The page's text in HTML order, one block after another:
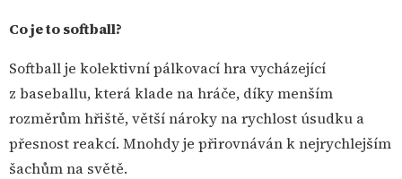
Co je to softball?
Softball je kolektivní pálkovací hra vycházející
z baseballu, která klade na hráče, díky menším
rozměrům hřiště, větší nároky na rychlost úsudku a
přesnost reakcí. Mnohdy je přirovnáván k nejrychlejším
šachům na světě.